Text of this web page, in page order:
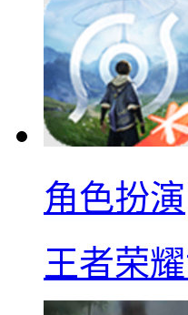
角色扮演
王者荣